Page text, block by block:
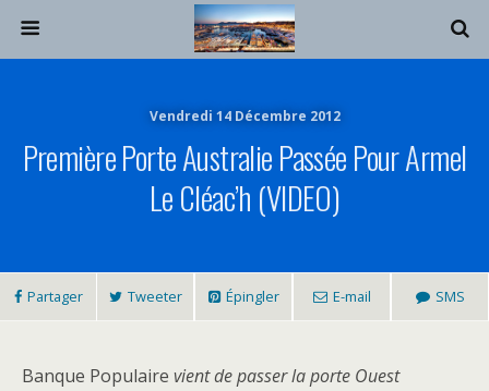
Vendredi 14 Décembre 2012
Première Porte Australie Passée Pour Armel
Le Cléac’h (VIDEO)
Partager Tweeter Épingler E-mail SMS
Banque Populaire vient de passer la porte Ouest